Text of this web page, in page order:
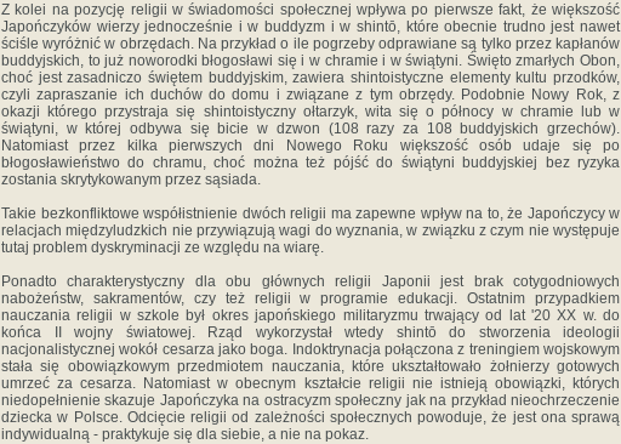
Z kolei na pozycję religii w świadomości społecznej wpływa po pierwsze fakt, że większość
Japończyków wierzy jednocześnie i w buddyzm i w shintō, które obecnie trudno jest nawet
ściśle wyróżnić w obrzędach. Na przykład o ile pogrzeby odprawiane są tylko przez kapłanów
buddyjskich, to już noworodki błogosławi się i w chramie i w świątyni. Święto zmarłych Obon,
choć jest zasadniczo świętem buddyjskim, zawiera shintoistyczne elementy kultu przodków,
czyli zapraszanie ich duchów do domu i związane z tym obrzędy. Podobnie Nowy Rok, z
okazji którego przystraja się shintoistyczny ołtarzyk, wita się o północy w chramie lub w
świątyni, w której odbywa się bicie w dzwon (108 razy za 108 buddyjskich grzechów).
Natomiast przez kilka pierwszych dni Nowego Roku większość osób udaje się po
błogosławieństwo do chramu, choć można też pójść do świątyni buddyjskiej bez ryzyka
zostania skrytykowanym przez sąsiada.
Takie bezkonfliktowe współistnienie dwóch religii ma zapewne wpływ na to, że Japończycy w
relacjach międzyludzkich nie przywiązują wagi do wyznania, w związku z czym nie występuje
tutaj problem dyskryminacji ze względu na wiarę.
Ponadto charakterystyczny dla obu głównych religii Japonii jest brak cotygodniowych
nabożeństw, sakramentów, czy też religii w programie edukacji. Ostatnim przypadkiem
nauczania religii w szkole był okres japońskiego militaryzmu trwający od lat '20 XX w. do
końca II wojny światowej. Rząd wykorzystał wtedy shintō do stworzenia ideologii
nacjonalistycznej wokół cesarza jako boga. Indoktrynacja połączona z treningiem wojskowym
stała się obowiązkowym przedmiotem nauczania, które ukształtowało żołnierzy gotowych
umrzeć za cesarza. Natomiast w obecnym kształcie religii nie istnieją obowiązki, których
niedopełnienie skazuje Japończyka na ostracyzm społeczny jak na przykład nieochrzeczenie
dziecka w Polsce. Odcięcie religii od zależności społecznych powoduje, że jest ona sprawą
indywidualną - praktykuje się dla siebie, a nie na pokaz.